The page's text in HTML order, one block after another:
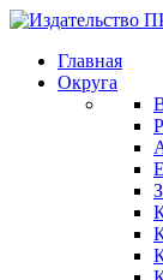
Главная
Округа